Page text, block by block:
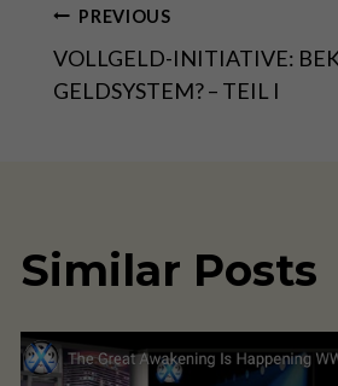
Post
navigation
PREVIOUS
VOLLGELD-INITIATIVE:
GELDSYSTEM? – TEIL I
Similar Posts